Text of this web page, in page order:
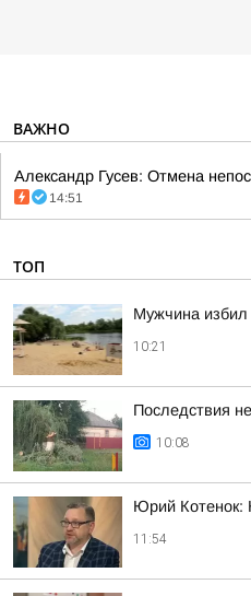
ВАЖНО
Александр Гусев: Отмена
14:51
ТОП
Мужчина
10:21
Последствия
10:08
Юрий Котенок:
11:54